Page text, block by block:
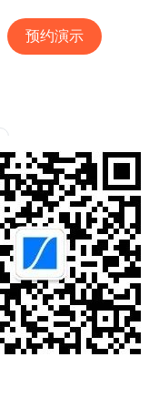
预约演示